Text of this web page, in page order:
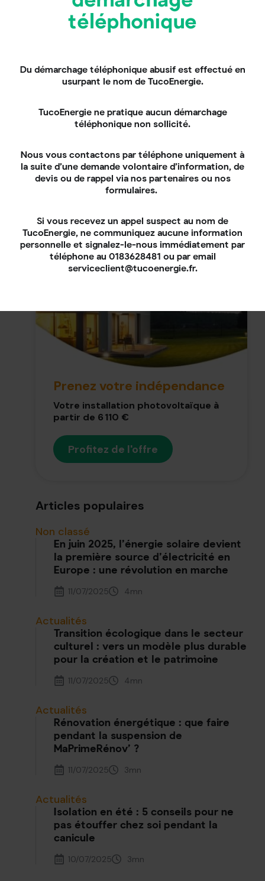
l’installation de panneaux solaires.
Nos réseaux sociaux
Prenez votre indépendance
Votre installation photovoltaïque à
partir de 6 110 €
Profitez de l'offre
Articles populaires
Non classé
En juin 2025, l’énergie solaire devient
la première source d’électricité en
Europe : une révolution en marche
11/07/2025
4mn
Actualités
Transition écologique dans le secteur
culturel : vers un modèle plus durable
pour la création et le patrimoine
11/07/2025
4mn
Actualités
Rénovation énergétique : que faire
pendant la suspension de
MaPrimeRénov’ ?
11/07/2025
3mn
Actualités
Isolation en été : 5 conseils pour ne
pas étouffer chez soi pendant la
canicule
10/07/2025
3mn
téléphonique
Du démarchage téléphonique abusif est effectué en
usurpant le nom de TucoEnergie.
TucoEnergie ne pratique aucun démarchage
téléphonique non sollicité.
Nous vous contactons par téléphone uniquement à
la suite d’une demande volontaire d’information, de
devis ou de rappel via nos partenaires ou nos
formulaires.
Si vous recevez un appel suspect au nom de
TucoEnergie, ne communiquez aucune information
personnelle et signalez-le-nous immédiatement par
téléphone au 0183628481 ou par email
serviceclient@tucoenergie.fr.